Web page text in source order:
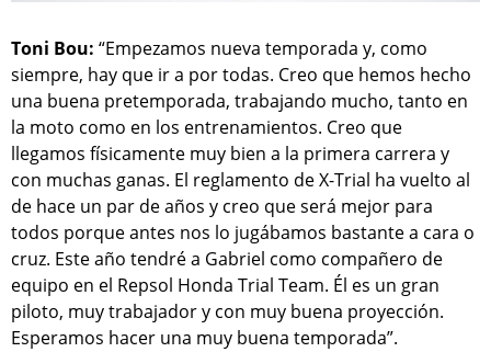
Toni Bou: “Empezamos nueva temporada y, como
siempre, hay que ir a por todas. Creo que hemos hecho
una buena pretemporada, trabajando mucho, tanto en
la moto como en los entrenamientos. Creo que
llegamos físicamente muy bien a la primera carrera y
con muchas ganas. El reglamento de X-Trial ha vuelto al
de hace un par de años y creo que será mejor para
todos porque antes nos lo jugábamos bastante a cara o
cruz. Este año tendré a Gabriel como compañero de
equipo en el Repsol Honda Trial Team. Él es un gran
piloto, muy trabajador y con muy buena proyección.
Esperamos hacer una muy buena temporada”.